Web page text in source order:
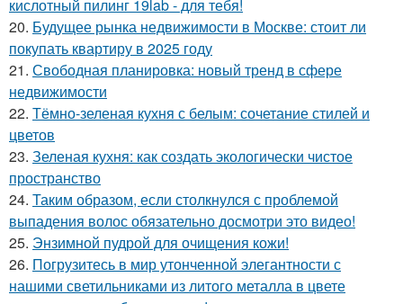
кислотный пилинг 19lab - для тебя!
20. Будущее рынка недвижимости в Москве: стоит ли
покупать квартиру в 2025 году
21. Свободная планировка: новый тренд в сфере
недвижимости
22. Тёмно-зеленая кухня с белым: сочетание стилей и
цветов
23. Зеленая кухня: как создать экологически чистое
пространство
24. Таким образом, если столкнулся с проблемой
выпадения волос обязательно досмотри это видео!
25. Энзимной пудрой для очищения кожи!
26. Погрузитесь в мир утонченной элегантности с
нашими светильниками из литого металла в цвете